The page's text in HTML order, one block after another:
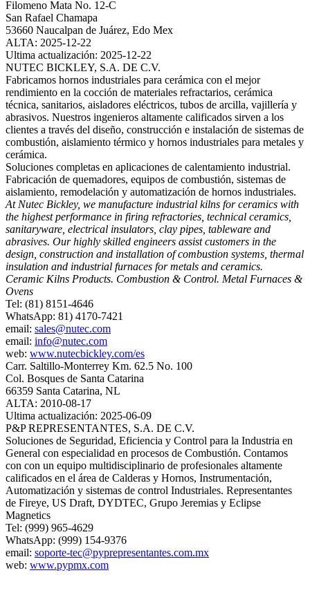
Filomeno Mata No. 12-C
San Rafael Chamapa
53660 Naucalpan de Juárez, Edo Mex
ALTA: 2025-12-22
Ultima actualización: 2025-12-22
NUTEC BICKLEY, S.A. DE C.V.
Fabricamos hornos industriales para cerámica con el mejor
rendimiento en la cocción de materiales refractarios, cerámica
técnica, sanitarios, aisladores eléctricos, tubos de arcilla, vajillería y
abrasivos. Nuestros ingenieros altamente calificados sirven a los
clientes a través del diseño, construcción e instalación de sistemas de
combustión, aislamiento térmico y hornos industriales para metales y
cerámica.
Soluciones completas en aplicaciones de calentamiento industrial.
Fabricación de quemadores, equipos de combustión, sistemas de
aislamiento, remodelación y automatización de hornos industriales.
At Nutec Bickley, we manufacture industrial kilns for ceramics with
the highest performance in firing refractories, technical ceramics,
sanitaryware, electrical insulators, clay pipes, tableware and
abrasives. Our highly skilled engineers assist customers in the
design, construction and installation of combustion systems, thermal
insulation and industrial furnaces for metals and ceramics.
Ceramic Kilns Products. Combustion & Control. Metal Furnaces &
Ovens
Tel: (81) 8151-4646
WhatsApp: 81) 4170-7421
email: sales@nutec.com
email: info@nutec.com
web: www.nutecbickley.com/es
Carr. Saltillo-Monterrey Km. 62.5 No. 100
Col. Bosques de Santa Catarina
66359 Santa Catarina, NL
ALTA: 2010-08-17
Ultima actualización: 2025-06-09
P&P REPRESENTANTES, S.A. DE C.V.
Soluciones de Seguridad, Eficiencia y Control para la Industria en
General con especialidad en procesos de Combustión. Contamos
con con un equipo multidisciplinario de profesionales altamente
calificados en el área de Calderas y Hornos, Instrumentación,
Automatización y sistemas de control Industriales. Representantes
de Fireye, US Draft, DYDTEC, Grupo Jeremias y Eclipse
Magnetics
Tel: (999) 965-4629
WhatsApp: (999) 154-9376
email: soporte-tec@pyprepresentantes.com.mx
web: www.pypmx.com